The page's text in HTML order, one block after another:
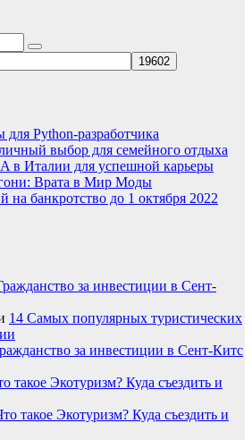
для Python-разработчика
выбор для семейного отдыха
в Италии для успешной карьеры
Врата в Мир Моды
на банкротство до 1 октября 2022
за инвестиции в Сент-
14 Самых популярных туристических
за инвестиции в Сент-Китс
такое Экотуризм? Куда съездить и
такое Экотуризм? Куда съездить и